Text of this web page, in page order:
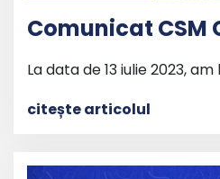
Comunicat CSM
La data de 13 iulie 2023,
citește articolul